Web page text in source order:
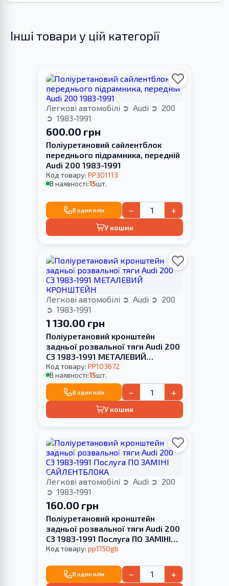
Інші товари у цій категорії
Легкові автомобілі Audi
200
1983-1991
600.00 грн
Поліуретановий сайлентблок
переднього підрамника, передній
Audi 200 1983-1991
Код товару: PP301113
В наявності:15шт.
В один клік − +
У кошик
Легкові автомобілі Audi
200
1983-1991
1 130.00 грн
Поліуретановий кронштейн
задньої розвальної тяги Audi 200
С3 1983-1991 МЕТАЛЕВИЙ
КРОНШТЕЙН
Код товару: PP103672
В наявності:15шт.
В один клік − +
У кошик
Легкові автомобілі Audi
200
1983-1991
160.00 грн
Поліуретановий кронштейн
задньої розвальної тяги Audi 200
С3 1983-1991 Послуга ПО ЗАМІНІ
САЙЛЕНТБЛОКА
Код товару: pp1150gb
В один клік − +